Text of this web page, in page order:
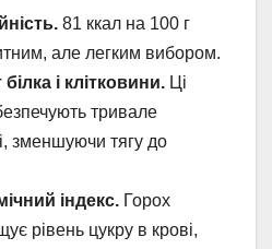
81 ккал на 100 г
але легким вибором.
і клітковини. Ці
тривале
зменшуючи тягу до
індекс. Горох
рівень цукру в крові,